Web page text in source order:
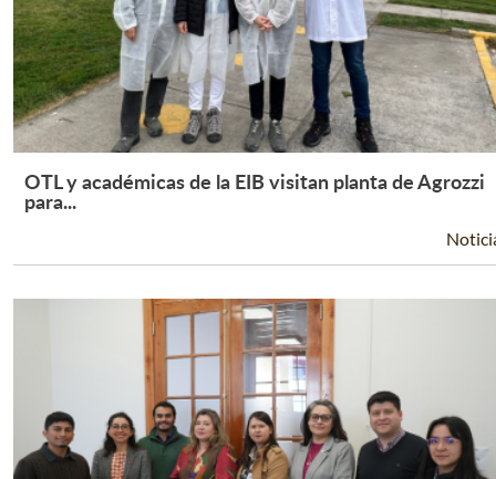
Leer Más +
OTL y académicas de la EIB visitan planta de Agrozzi
para...